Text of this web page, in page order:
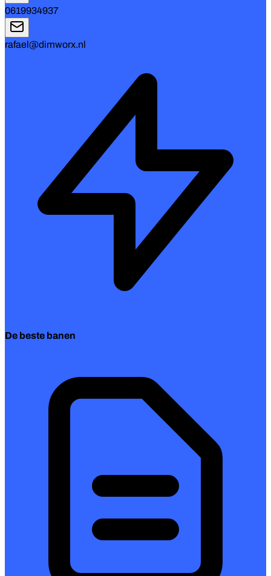
0619934937
rafael@dimworx.nl
De beste banen